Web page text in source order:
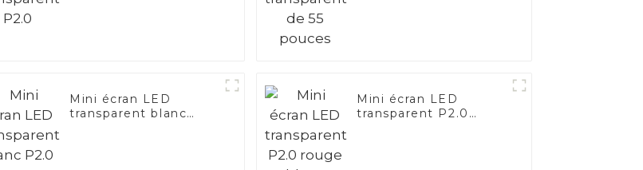
Mini écran LED
transparent blanc
Mini écran LED
transparent P2.0